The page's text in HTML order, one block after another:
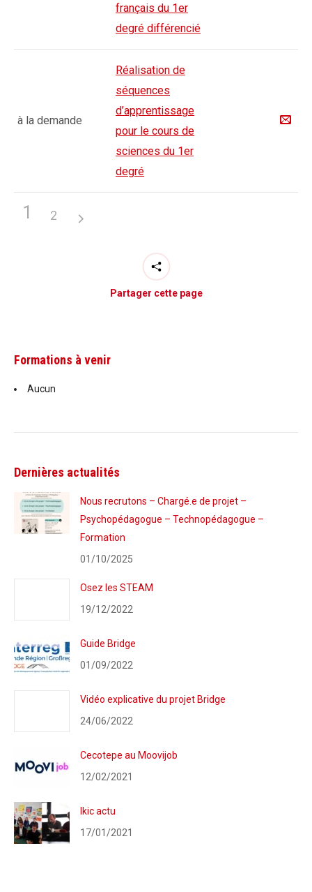
français du 1er
degré différencié
à la demande
Réalisation de
séquences
d’apprentissage
pour le cours de
sciences du 1er
degré
1 2
Partager cette page
Formations à venir
Aucun
Dernières actualités
Nous recrutons – Chargé.e de projet –
Psychopédagogue – Technopédagogue –
Formation
01/10/2025
Osez les STEAM
19/12/2022
Guide Bridge
01/09/2022
Vidéo explicative du projet Bridge
24/06/2022
Cecotepe au Moovijob
12/02/2021
Ikic actu
17/01/2021